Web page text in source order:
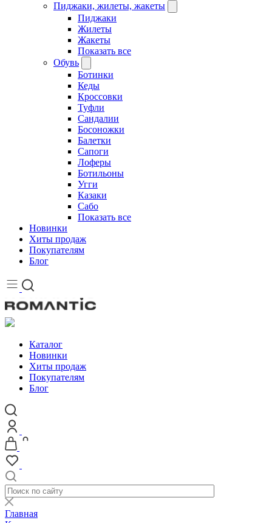
Пиджаки, жилеты, жакеты
Пиджаки
Жилеты
Жакеты
Показать все
Обувь
Ботинки
Кеды
Кроссовки
Туфли
Сандалии
Босоножки
Балетки
Сапоги
Лоферы
Ботильоны
Угги
Казаки
Сабо
Показать все
Новинки
Хиты продаж
Покупателям
Блог
Каталог
Новинки
Хиты продаж
Покупателям
Блог
Главная